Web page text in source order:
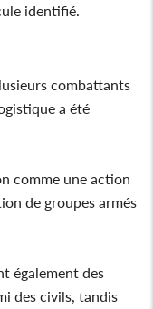
identifié.
combattants
a été
comme une action
de groupes armés
également des
des civils, tandis